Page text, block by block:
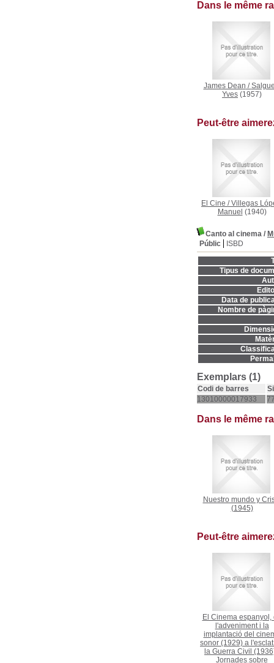
Dans le même
James Dean /
Yves (1957)
Peut-être
El Cine /Villegas
Manuel (1940)
Canto al cinema /
Públic
ISBD
Tipus de
Data de
Nombre de
Exemplars (1)
Codi de barres
13010000017933
Dans le même
Nuestro mundo y
(1945)
Peut-être
El Cinema espanyol,
l'adveniment i la
implantació del
sonor (1929) a
la Guerra Civil
Jornades sobre